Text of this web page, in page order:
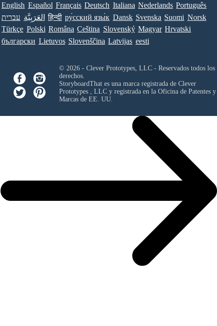
English Español Français Deutsch Italiana Nederlands Português
עברית العَرَبِيَّة हिन्दी ру́сский язы́к Dansk Svenska Suomi Norsk
Türkçe Polski Româna Ceština Slovenský Magyar Hrvatski
български Lietuvos Slovenščina Latvijas eesti
© 2026 - Clever Prototypes, LLC - Reservados todos los
derechos.
StoryboardThat es una marca registrada de Clever
Prototypes , LLCy registrada en la Oficina de Patentes y
Marcas de EE. UU.